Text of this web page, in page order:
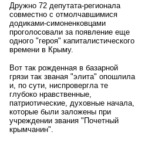
Дружно 72 депутата-регионала
совместно с отмолчавшимися
додиками-симоненковцами
проголосовали за появление еще
одного "героя" капиталистического
времени в Крыму.
Вот так рожденная в базарной
грязи так званая "элита" опошлила
и, по сути, ниспровергла те
глубоко нравственные,
патриотические, духовные начала,
которые были заложены при
учреждении звания "Почетный
крымчанин".